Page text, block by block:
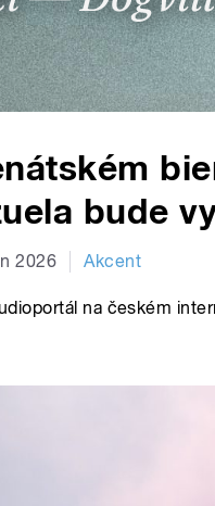
bude
2026 Akcent
na českém